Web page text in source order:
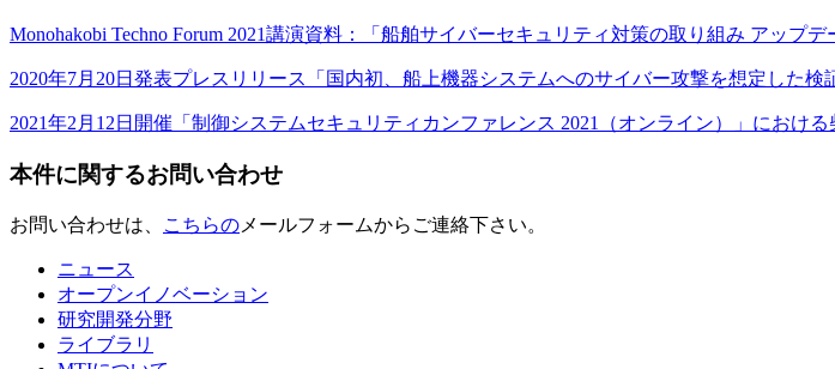
Monohakobi Techno Forum 2021講演資料：「船舶サイバーセキュリティ対策の取り組み アップ
2020年7月20日発表プレスリリース「国内初、船上機器システムへのサイバー攻撃を想定した検
2021年2月12日開催「制御システムセキュリティカンファレンス 2021（オンライン）」におけ
本件に関するお問い合わせ
お問い合わせは、 こちらの メールフォームからご連絡下さい。
ニュース
オープンイノベーション
研究開発分野
ライブラリ